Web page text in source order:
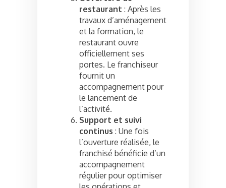
restaurant : Après les
travaux d’aménagement
et la formation, le
restaurant ouvre
officiellement ses
portes. Le franchiseur
fournit un
accompagnement pour
le lancement de
l’activité.
Support et suivi
continus : Une fois
l’ouverture réalisée, le
franchisé bénéficie d’un
accompagnement
régulier pour optimiser